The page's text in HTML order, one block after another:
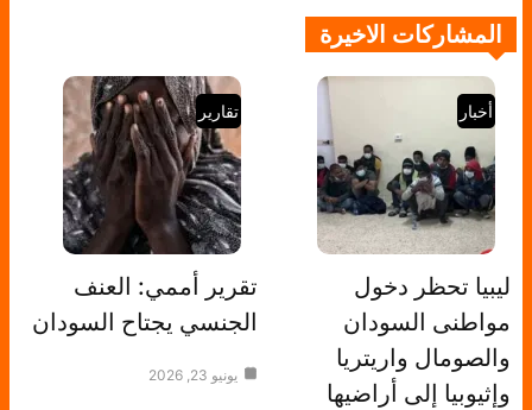
المشاركات الاخيرة
أخبار
ليبيا تحظر دخول
مواطنى السودان
والصومال واريتريا
وإثيوبيا إلى أراضيها
تقارير
تقرير أممي: العنف
الجنسي يجتاح السودان
يونيو 23, 2026